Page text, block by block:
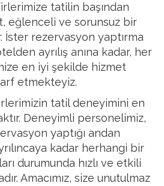
tatilin başından
eğlenceli ve sorunsuz bir
İster rezervasyon yaptırma
ayrılış anına kadar, her
en iyi şekilde hizmet
etmekteyiz.
tatil deneyimini en
Deneyimli personelimiz,
yaptığı andan
kadar herhangi bir
durumunda hızlı ve etkili
Amacımız, size unutulmaz